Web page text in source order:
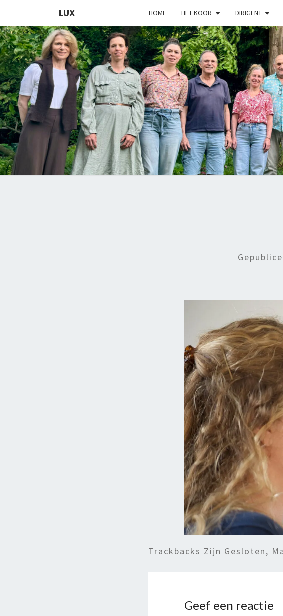
LUX HOME HET KOOR DIRIGENT
Trackbacks Zijn Gesloten,
Geef een reactie